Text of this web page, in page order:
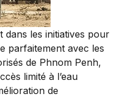
dans les initiatives pour
parfaitement avec les
de Phnom Penh,
limité à l’eau
de